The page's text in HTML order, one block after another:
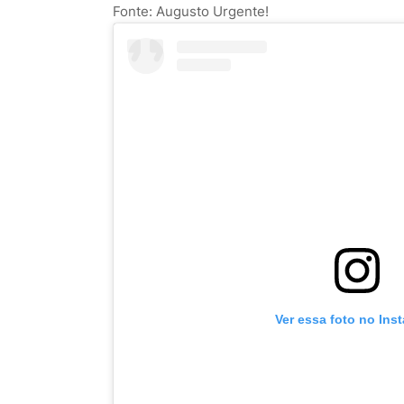
Fonte: Augusto Urgente!
Ver essa foto no